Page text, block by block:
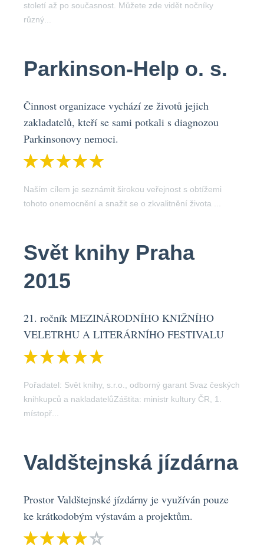
století až po současnost. Můžete zde vidět nočníky
různý...
Parkinson-Help o. s.
Činnost organizace vychází ze životů jejich
zakladatelů, kteří se sami potkali s diagnozou
Parkinsonovy nemoci.
Naším cílem je seznámit širokou veřejnost s obtížemi
tohoto onemocnění a snažit se o zkvalitnění života ...
Svět knihy Praha
2015
21. ročník MEZINÁRODNÍHO KNIŽNÍHO
VELETRHU A LITERÁRNÍHO FESTIVALU
Pořadatel: Svět knihy, s.r.o., odborný garant Svaz českých
knihkupců a nakladatelůZáštita: ministr kultury ČR, 1.
místopř...
Valdštejnská jízdárna
Prostor Valdštejnské jízdárny je využíván pouze
ke krátkodobým výstavám a projektům.